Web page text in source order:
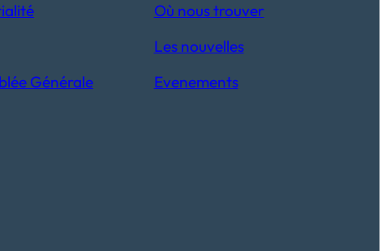
Générale
Où nous trouver
Les nouvelles
Evenements